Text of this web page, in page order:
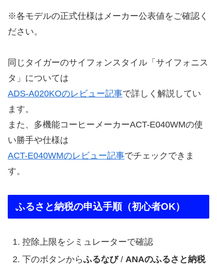
※各モデルの正式仕様はメーカー公表値をご確認く
ださい。
同じタイガーのサイフォンスタイル「サイフォニス
タ」については
ADS-A020KOのレビュー記事で詳しく解説してい
ます。
また、多機能コーヒーメーカーACT-E040WMの使
い勝手や仕様は
ACT-E040WMのレビュー記事でチェックできま
す。
ふるさと納税の申込手順（初心者OK）
控除上限をシミュレーターで確認
下のボタンからふるなび/ ANAのふるさと納税